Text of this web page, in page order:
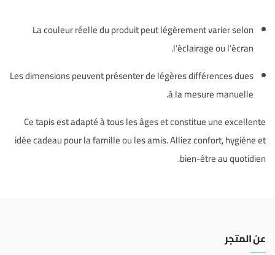
La couleur réelle du produit peut légèrement varier selon
l’éclairage ou l’écran.
Les dimensions peuvent présenter de légères différences dues
à la mesure manuelle.
Ce tapis est adapté à tous les âges et constitue une excellente
idée cadeau pour la famille ou les amis. Alliez confort, hygiène et
bien-être au quotidien.
عن المتجر